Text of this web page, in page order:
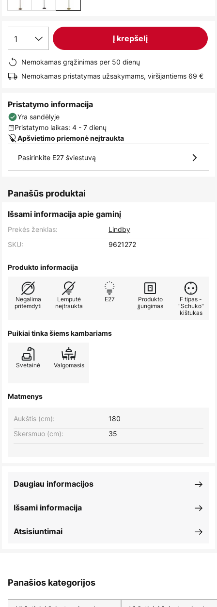
1 Į krepšelį
Nemokamas grąžinimas per 50 dienų
Nemokamas pristatymas užsakymams, viršijantiems 69 €
Pristatymo informacija
Yra sandėlyje
Pristatymo laikas: 4 - 7 dienų
Apšvietimo priemonė neįtraukta
Pasirinkite E27 šviestuvą
Panašūs produktai
Išsami informacija apie gaminį
Prekės ženklas:
Lindby
SKU:
9621272
Produkto informacija
Negalima
pritemdyti
Lemputė
neįtraukta
E27
Produkto
įjungimas
F tipas -
"Schuko"
kištukas
Puikiai tinka šiems kambariams
Svetainė Valgomasis
Matmenys
Aukštis (cm):
180
Skersmuo (cm):
35
Išsami informacija
Daugiau informacijos
Atsisiuntimai
Panašios kategorijos